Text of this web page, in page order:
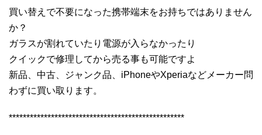
買い替えで不要になった携帯端末をお持ちではありません
か？
ガラスが割れていたり電源が入らなかったり
クイックで修理してから売る事も可能ですよ
新品、中古、ジャンク品、iPhoneやXperiaなどメーカー問
わずに買い取ります。
**************************************************